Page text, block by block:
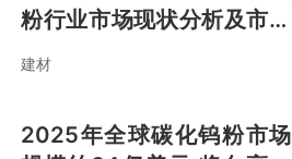
粉行业市场现状分析及市场
前景评估报告
建材
2025年全球碳化钨粉市场